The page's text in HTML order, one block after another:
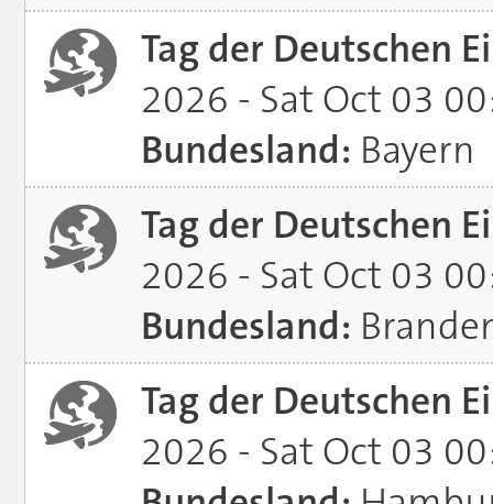
Tag der Deutschen
2026 - Sat Oct 03
Bundesland: Bayern
Tag der Deutschen
2026 - Sat Oct 03
Bundesland:
Tag der Deutschen
2026 - Sat Oct 03